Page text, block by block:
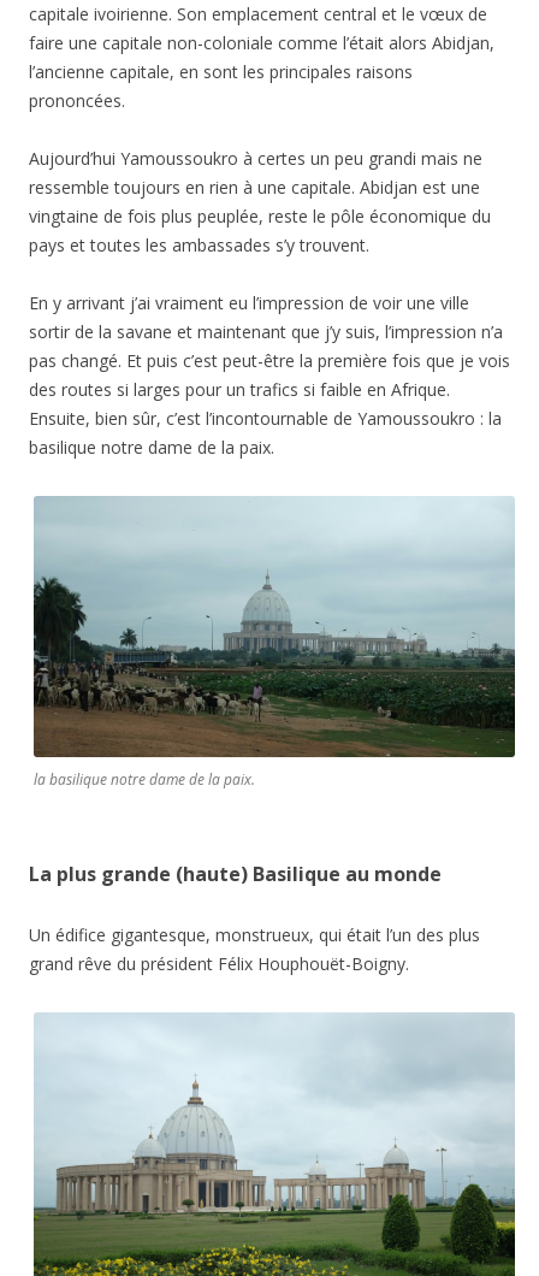
capitale ivoirienne. Son emplacement central et le vœux de
faire une capitale non-coloniale comme l’était alors Abidjan,
l’ancienne capitale, en sont les principales raisons
prononcées.
Aujourd’hui Yamoussoukro à certes un peu grandi mais ne
ressemble toujours en rien à une capitale. Abidjan est une
vingtaine de fois plus peuplée, reste le pôle économique du
pays et toutes les ambassades s’y trouvent.
En y arrivant j’ai vraiment eu l’impression de voir une ville
sortir de la savane et maintenant que j’y suis, l’impression n’a
pas changé. Et puis c’est peut-être la première fois que je vois
des routes si larges pour un trafics si faible en Afrique.
Ensuite, bien sûr, c’est l’incontournable de Yamoussoukro : la
basilique notre dame de la paix.
la basilique notre dame de la paix.
La plus grande (haute) Basilique au monde
Un édifice gigantesque, monstrueux, qui était l’un des plus
grand rêve du président Félix Houphouët-Boigny.